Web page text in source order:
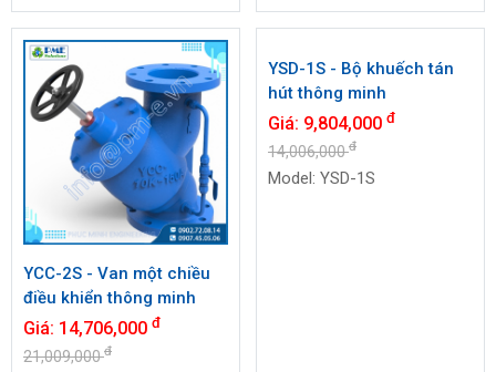
YCC-2S - Van một chiều
điều khiển thông minh
Giá: 14,706,000 đ
21,009,000đ